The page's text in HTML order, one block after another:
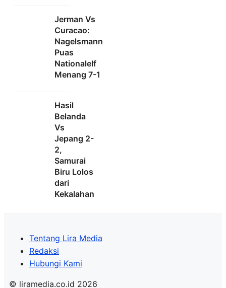
Jerman Vs
Curacao:
Nagelsmann
Puas
Nationalelf
Menang 7-1
Hasil
Belanda
Vs
Jepang 2-
2,
Samurai
Biru Lolos
dari
Kekalahan
Tentang Lira Media
Redaksi
Hubungi Kami
© liramedia.co.id 2026